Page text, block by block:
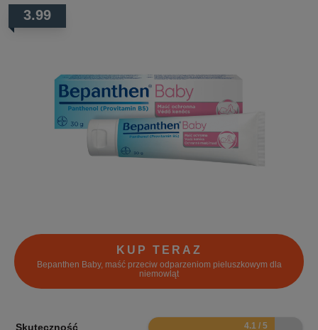
3.99
KUP TERAZ
Bepanthen Baby, maść przeciw odparzeniom pieluszkowym dla
niemowląt
Skuteczność 8.2